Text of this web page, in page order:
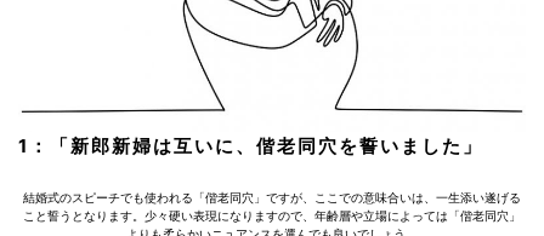
1：「新郎新婦は互いに、偕老同穴を誓いました」
結婚式のスピーチでも使われる「偕老同穴」ですが、ここでの意味合いは、一生添い遂げる
こと誓うとなります。少々硬い表現になりますので、年齢層や立場によっては「偕老同穴」